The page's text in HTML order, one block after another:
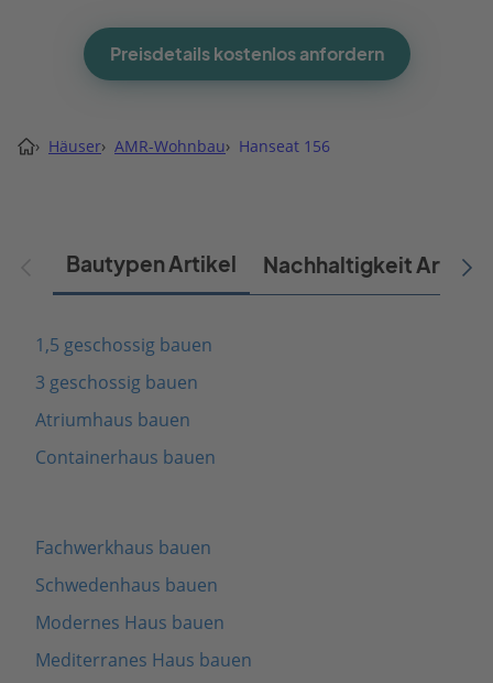
Preisdetails kostenlos anfordern
› Häuser› AMR-Wohnbau› Hanseat 156
Bautypen Artikel Nachhaltigkeit Artikel
1,5 geschossig bauen
3 geschossig bauen
Atriumhaus bauen
Containerhaus bauen
Fachwerkhaus bauen
Schwedenhaus bauen
Modernes Haus bauen
Mediterranes Haus bauen